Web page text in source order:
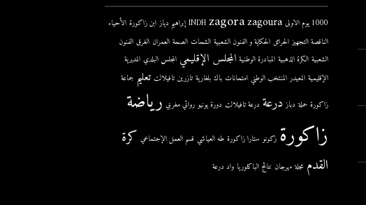
1000 يوم الاولى INDH zagorazagoura إبراهيم دياز ابن زاكورة الأحياء
الناقصة التجهيز الحرائق الحكاية و الفنون الشعبية الشحات الصحة العمران الغرق الفنون
الشعبية الكرة الذهبية المبادرة الوطنية المجلس الإقليمي المجلس البلدي المديرية
الإقليمية المعيدر المنتخب الوطني امتحانات باك بلغارية تازرين تافيلالت تعليم جماعة
زاكورة حملة دباز درعة درعة تافيلالت دورة يونيو روائي مغربي رياضة
زاكورة زكونو ستارا زاكورة طه العياشي قسم العمل الإجتماعي كرة
القدم مجلة مهرجان نتائج الباكلوريا واد درعة